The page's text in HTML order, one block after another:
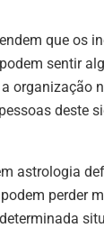
que os
sentir
organização
deste
astrologia
perder